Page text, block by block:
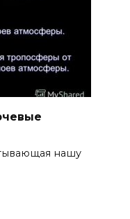
нашу